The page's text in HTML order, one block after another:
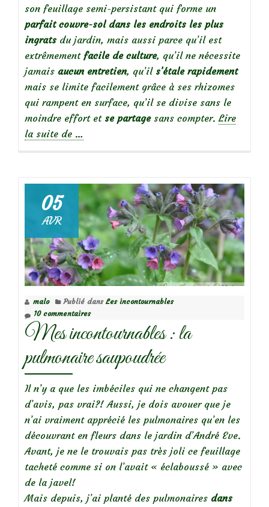
son feuillage semi-persistant qui forme un
parfait couvre-sol dans les endroits les plus
ingrats du jardin, mais aussi parce qu’il est
extrêmement facile de culture, qu’il ne nécessite
jamais aucun entretien, qu’il s’étale rapidement
mais se limite facilement grâce à ses rhizomes
qui rampent en surface, qu’il se divise sans le
moindre effort et se partagesans compter. Lire
la suite de
Mes
incontournables
le
Géranium
macrorrhizum,
un
tout-
terrain!
…
05
AVR
malo Publié dans Les incontournables
10 commentaires
Mes incontournables : la
pulmonaire saupoudrée
Il n’y a que les imbéciles qui ne changent pas
d’avis, pas vrai?! Aussi, je dois avouer que je
n’ai vraiment apprécié les pulmonaires qu’en les
découvrant en fleurs dans le jardin d’André Eve.
Avant, je ne le trouvais pas très joli ce feuillage
tacheté comme si on l’avait « éclaboussé » avec
de la javel!
Mais depuis, j’ai planté des pulmonaires dans